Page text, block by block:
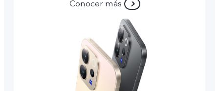
Conocer más